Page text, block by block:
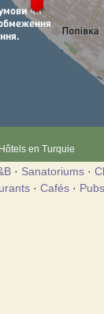
Hôtels en Turquie
· Sanatoriums ·
· Cafés · Pubs